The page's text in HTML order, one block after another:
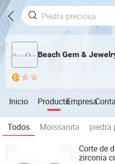
Beach Gem &
Inicio ProductoEmpresa
Todos Moissanita piedra
Corte de
zirconia